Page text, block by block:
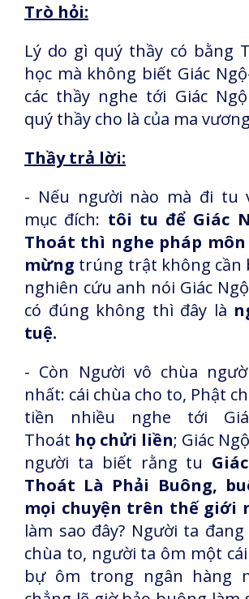
Trò hỏi:
Lý do gì quý thầy có bằng
học mà không biết Giác
các thầy nghe tới Giác
quý thầy cho là của ma
Thầy trả lời:
- Nếu người nào mà đi tu
mục đích: tôi tu để Giác
Thoát thì nghe pháp
mừng trúng trật không cần
nghiên cứu anh nói Giác
có đúng không thì đây là
tuệ.
- Còn Người vô chùa
nhất: cái chùa cho to, Phật
tiền nhiều nghe tới
Thoát họ chửi liền; Giác
người ta biết rằng tu
Thoát Là Phải Buông,
mọi chuyện trên thế giới
làm sao đây? Người ta
chùa to, người ta ôm một
bự ôm trong ngân hàng